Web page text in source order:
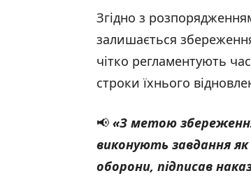
Згідно з
залишається
чітко регламентують
строки їхнього
📢 «З метою
виконують завдання як
оборони, підписав